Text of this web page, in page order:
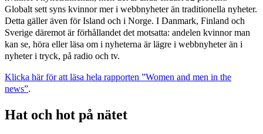
Globalt sett syns kvinnor mer i webbnyheter än traditionella nyheter.
Detta gäller även för Island och i Norge. I Danmark, Finland och
Sverige däremot är förhållandet det motsatta: andelen kvinnor man
kan se, höra eller läsa om i nyheterna är lägre i webbnyheter än i
nyheter i tryck, på radio och tv.
Klicka här för att läsa hela rapporten ”Women and men in the
news”.
Hat och hot på nätet